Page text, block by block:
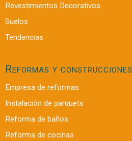
Revestimientos Decorativos
Suelos
Tendencias
Reformas y construcciones
Empresa de reformas
Instalación de parquets
Reforma de baños
Reforma de cocinas